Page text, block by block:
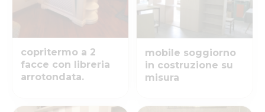
copritermo a 2
facce con libreria
arrotondata.
mobile soggiorno
in costruzione su
misura